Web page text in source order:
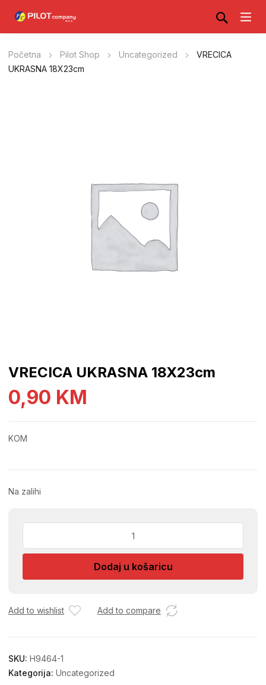
Početna Pilot Shop Uncategorized
VRECICA
UKRASNA 18X23cm
VRECICA UKRASNA 18X23cm
0,90 KM
KOM
Na zalihi
18X23cm
Dodaj u košaricu
Add to wishlist Add to compare
SKU: H9464-1
Kategorija: Uncategorized